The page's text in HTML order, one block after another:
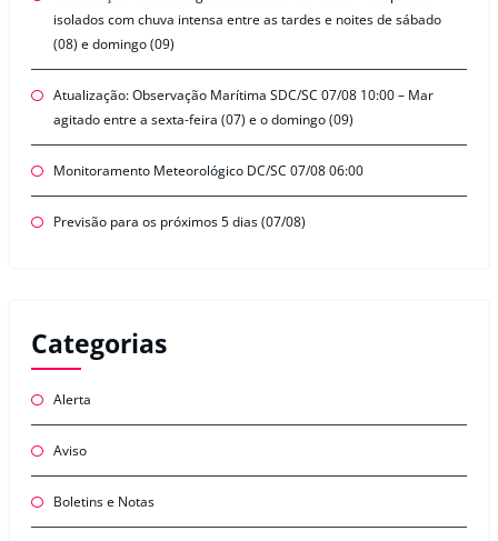
isolados com chuva intensa entre as tardes e noites de sábado
(08) e domingo (09)
Atualização: Observação Marítima SDC/SC 07/08 10:00 – Mar
agitado entre a sexta-feira (07) e o domingo (09)
Monitoramento Meteorológico DC/SC 07/08 06:00
Previsão para os próximos 5 dias (07/08)
Categorias
Alerta
Aviso
Boletins e Notas